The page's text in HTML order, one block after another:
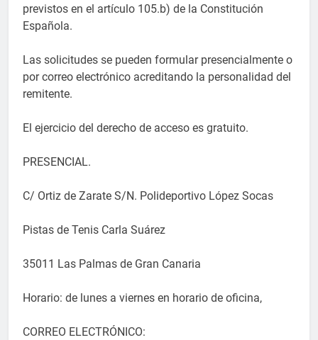
previstos en el artículo 105.b) de la Constitución
Española.
Las solicitudes se pueden formular presencialmente o
por correo electrónico acreditando la personalidad del
remitente.
El ejercicio del derecho de acceso es gratuito.
PRESENCIAL.
C/ Ortiz de Zarate S/N. Polideportivo López Socas
Pistas de Tenis Carla Suárez
35011 Las Palmas de Gran Canaria
Horario: de lunes a viernes en horario de oficina,
CORREO ELECTRÓNICO: